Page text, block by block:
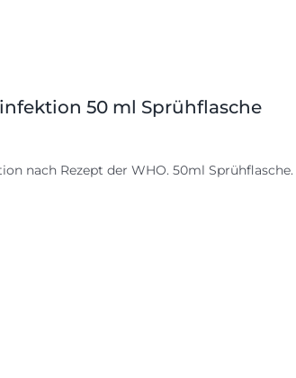
50 ml Sprühflasche
nach Rezept der WHO. 50ml